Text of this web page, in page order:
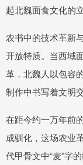
起北魏面食文化的
农书中的技术革新
开放特质。当西域
革，北魏人以包容
制作中书写着文明
在距今约一万年前
成驯化，这场农业
代甲骨文中“麦”字